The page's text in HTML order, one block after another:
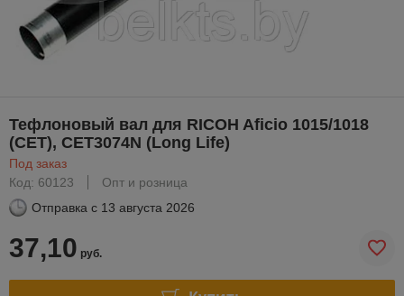
Тефлоновый вал для RICOH Aficio 1015/1018
(CET), CET3074N (Long Life)
Под заказ
Код: 60123
Опт и розница
Отправка с 13 августа 2026
37,10 руб.